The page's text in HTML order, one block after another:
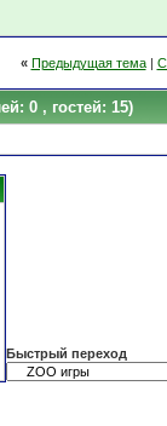
« Предыдущая тема|
0 , гостей: 15)
Быстрый переход